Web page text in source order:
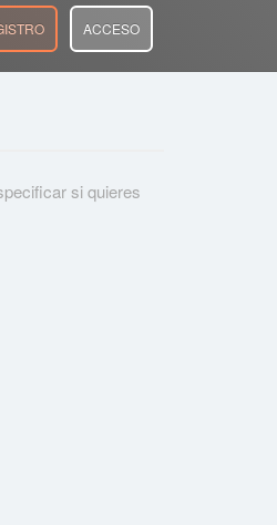
ACCESO
si quieres